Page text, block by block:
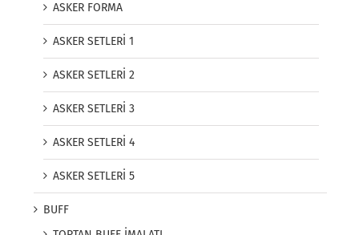
ASKER FORMA
ASKER SETLERİ 1
ASKER SETLERİ 2
ASKER SETLERİ 3
ASKER SETLERİ 4
ASKER SETLERİ 5
BUFF